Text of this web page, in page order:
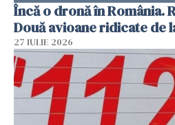
Încă o dronă în România.
Două avioane ridicate de
27 IULIE 2026